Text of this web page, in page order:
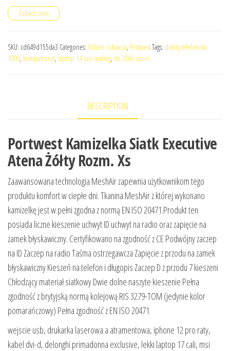
Zobacz cenę
SKU: cd649d155da3 Categories: Odzież robocza, PortwestTags: dobry telefon do
1000, komputronik, laptop 14 cali ranking, rtx 2060 super
DESCRIPTION
Portwest Kamizelka Siatk Executive
Atena Żółty Rozm. Xs
Zaawansowana technologia MeshAir zapewnia użytkownikom tego
produktu komfort w ciepłe dni. Tkanina MeshAir z której wykonano
kamizelkę jest w pełni zgodna z normą EN ISO 20471.Produkt ten
posiada liczne kieszenie uchwyt ID uchwyt na radio oraz zapięcie na
zamek błyskawiczny. Certyfikowano na zgodność z CE Podwójny zaczep
na ID Zaczep na radio Taśma ostrzegawcza Zapięcie z przodu na zamek
błyskawiczny Kieszeń na telefon i długopis Zaczep D z przodu 7 kieszeni
Chłodzący materiał siatkowy Dwie dolne naszyte kieszenie Pełna
zgodność z brytyjską normą kolejową RIS 3279-TOM (jedynie kolor
pomarańczowy) Pełna zgodność z EN ISO 20471
wejscie usb, drukarka laserowa a atramentowa, iphone 12 pro raty,
kabel dvi-d, delonghi primadonna exclusive, lekki laptop 17 cali, msi